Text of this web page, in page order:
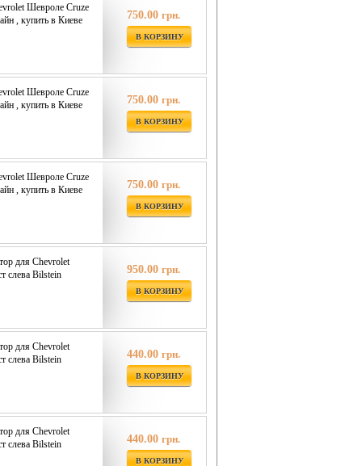
Шевроле Cruze
, купить в Киеве
750.00 грн.
В КОРЗИНУ
Шевроле Cruze
, купить в Киеве
750.00 грн.
В КОРЗИНУ
Шевроле Cruze
, купить в Киеве
750.00 грн.
В КОРЗИНУ
для Chevrolet
слева Bilstein
950.00 грн.
В КОРЗИНУ
для Chevrolet
слева Bilstein
440.00 грн.
В КОРЗИНУ
для Chevrolet
слева Bilstein
440.00 грн.
В КОРЗИНУ